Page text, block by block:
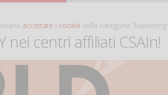
accettare i cookie della categoria 'Marketing'
nei centri affiliati CSAIn!